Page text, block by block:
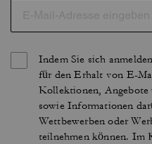
Indem Sie sich
für den Erhalt von E-
Kollektionen, Angebote
sowie Informationen
Wettbewerben oder
teilnehmen können. Im